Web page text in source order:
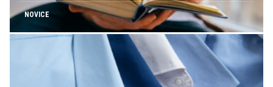
NOVICE